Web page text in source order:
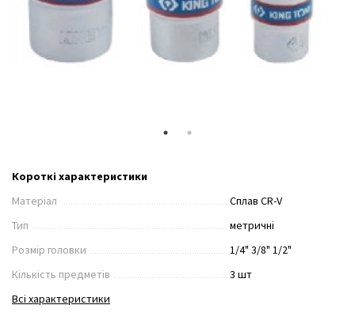
Короткі характеристики
Матеріал
Сплав CR-V
Тип
метричні
Розмір головки
1/4" 3/8" 1/2"
Кількість предметів
3 шт
Всі характеристики